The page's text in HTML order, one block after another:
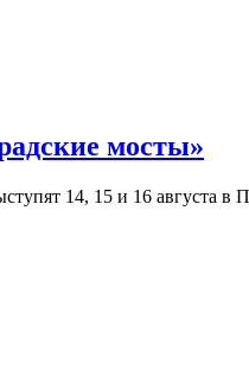
мосты»
14, 15 и 16 августа в